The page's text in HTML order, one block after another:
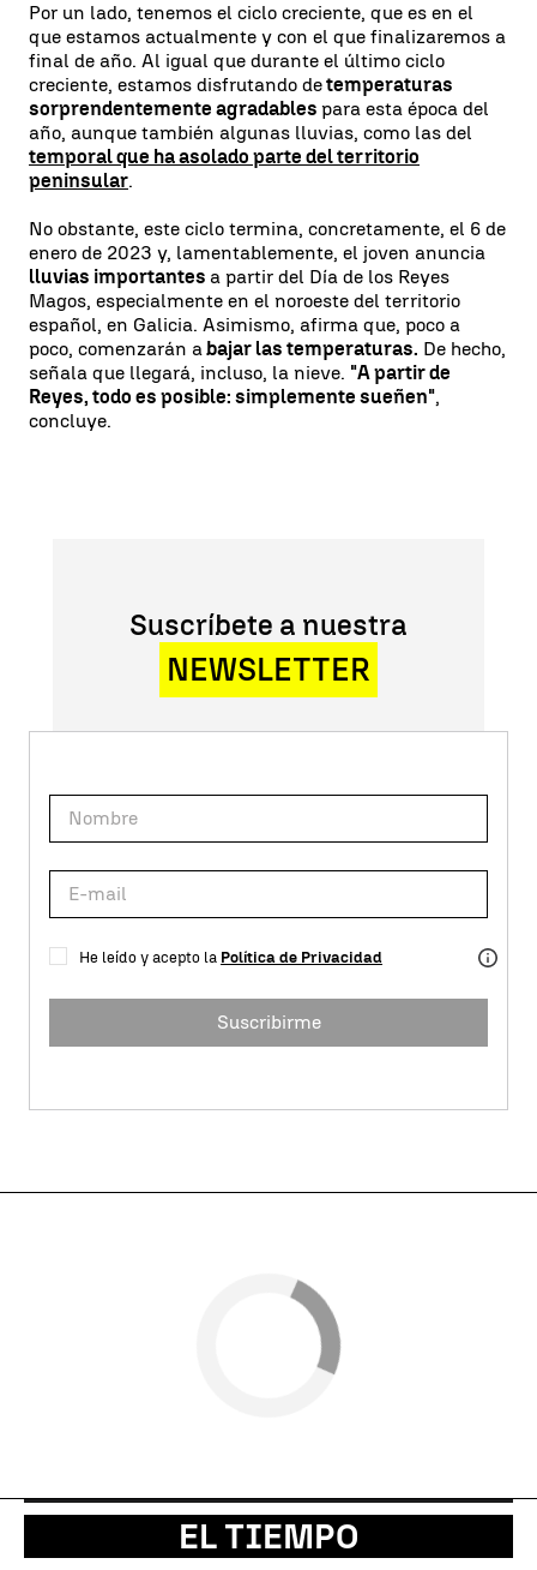
Por un lado, tenemos el ciclo creciente, que es en el
que estamos actualmente y con el que finalizaremos a
final de año. Al igual que durante el último ciclo
creciente, estamos disfrutando detemperaturas
sorprendentemente agradables para esta época del
año, aunque también algunas lluvias, como las del
temporal que ha asolado parte del territorio
peninsular.
No obstante, este ciclo termina, concretamente, el 6 de
enero de 2023 y, lamentablemente, el joven anuncia
lluvias importantes a partir del Día de los Reyes
Magos, especialmente en el noroeste del territorio
español, en Galicia. Asimismo, afirma que, poco a
poco, comenzarán abajar las temperaturas. De hecho,
señala que llegará, incluso, la nieve. "A partir de
Reyes, todo es posible: simplemente sueñen",
concluye.
Suscríbete a nuestra
NEWSLETTER
He leído y acepto la Política de Privacidad
Suscribirme
EL TIEMPO